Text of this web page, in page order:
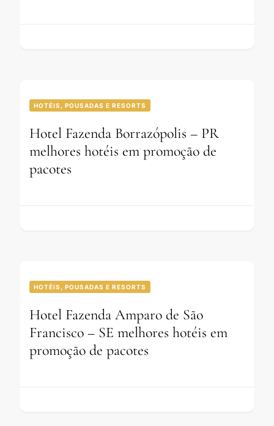
HOTÉIS, POUSADAS E RESORTS
Hotel Fazenda Borrazópolis – PR
melhores hotéis em promoção de
pacotes
HOTÉIS, POUSADAS E RESORTS
Hotel Fazenda Amparo de São
Francisco – SE melhores hotéis em
promoção de pacotes